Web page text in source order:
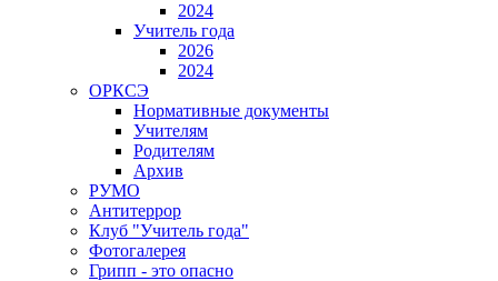
2024
Учитель года
2026
2024
ОРКСЭ
Нормативные документы
Учителям
Родителям
Архив
РУМО
Антитеррор
Клуб "Учитель года"
Фотогалерея
Грипп - это опасно